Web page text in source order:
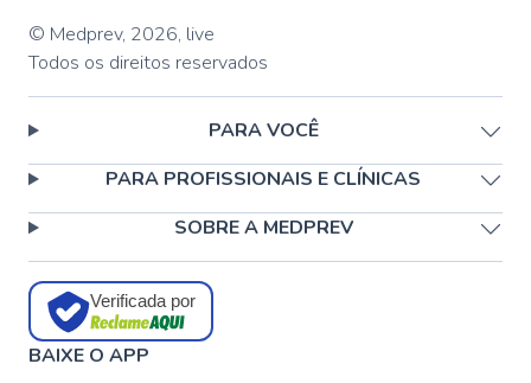
© Medprev, 2026, live
Todos os direitos reservados
PARA VOCÊ
PARA PROFISSIONAIS E CLÍNICAS
SOBRE A MEDPREV
Verificada por
BAIXE O APP